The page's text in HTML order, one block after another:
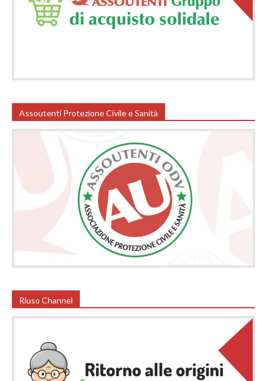
Assoutenti Protezione Civile e Sanità
Riuso Channel